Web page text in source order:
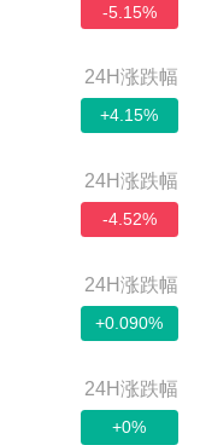
-5.15%
24H涨跌幅
+4.15%
24H涨跌幅
-4.52%
24H涨跌幅
+0.090%
24H涨跌幅
+0%